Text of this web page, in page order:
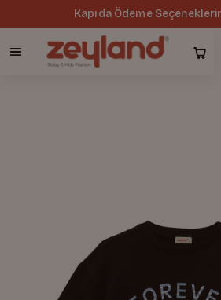
Kapıda Ödeme